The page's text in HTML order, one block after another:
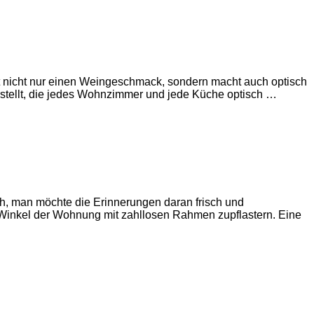
nur einen Weingeschmack, sondern macht auch optisch
die jedes Wohnzimmer und jede Küche optisch …
man möchte die Erinnerungen daran frisch und
der Wohnung mit zahllosen Rahmen zupflastern. Eine